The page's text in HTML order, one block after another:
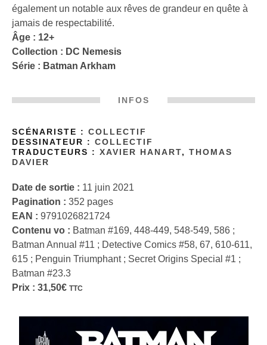
également un notable aux rêves de grandeur en quête à
jamais de respectabilité.
Âge : 12+
Collection : DC Nemesis
Série : Batman Arkham
INFOS
SCÉNARISTE : COLLECTIF
DESSINATEUR : COLLECTIF
TRADUCTEURS : XAVIER HANART, THOMAS
DAVIER
Date de sortie : 11 juin 2021
Pagination : 352 pages
EAN : 9791026821724
Contenu vo : Batman #169, 448-449, 548-549, 586 ;
Batman Annual #11 ; Detective Comics #58, 67, 610-611,
615 ; Penguin Triumphant ; Secret Origins Special #1 ;
Batman #23.3
Prix : 31,50€ TTC